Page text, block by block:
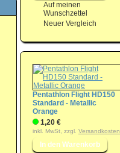
Auf meinen
Wunschzettel
Neuer Vergleich
Pentathlon Flight HD150
Standard - Metallic
Orange
1,20 €
inkl. MwSt, zzgl. Versandkosten